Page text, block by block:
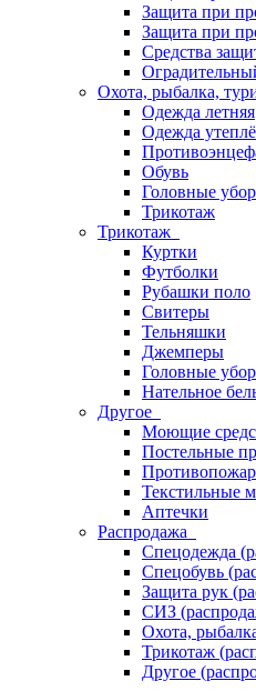
Защита при
Защита при
Средства
Охота, рыбалка,
Одежда летняя
Одежда
Обувь
Головные
Трикотаж
Трикотаж
Куртки
Футболки
Рубашки поло
Свитеры
Тельняшки
Джемперы
Головные
Нательное
Другое
Моющие
Постельные
Текстильные
Аптечки
Распродажа
Спецодежда
Спецобувь
Защита рук
СИЗ
Охота,
Трикотаж
Другое